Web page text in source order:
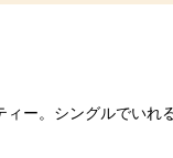
ー。シングルでい